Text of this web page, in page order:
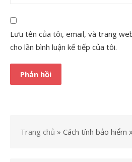
Lưu tên của tôi, email, và trang
cho lần bình luận kế tiếp của tôi.
Trang chủ » Cách tính bảo hiểm